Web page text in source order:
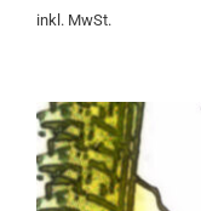
n
inkl. MwSt.